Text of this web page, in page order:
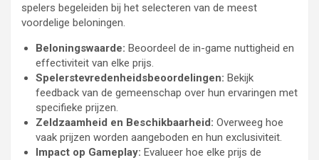
spelers begeleiden bij het selecteren van de meest
voordelige beloningen.
Beloningswaarde: Beoordeel de in-game nuttigheid en
effectiviteit van elke prijs.
Spelerstevredenheidsbeoordelingen: Bekijk
feedback van de gemeenschap over hun ervaringen met
specifieke prijzen.
Zeldzaamheid en Beschikbaarheid: Overweeg hoe
vaak prijzen worden aangeboden en hun exclusiviteit.
Impact op Gameplay: Evalueer hoe elke prijs de